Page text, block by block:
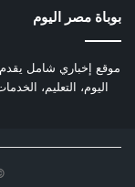
بوباة مصر اليوم
موقع إخباري شامل
اليوم، التعليم،